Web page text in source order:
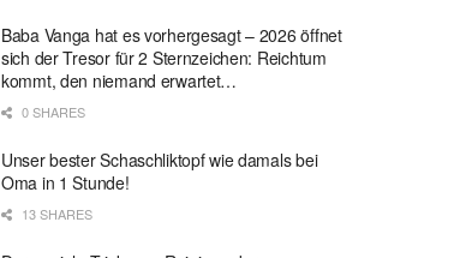
Baba Vanga hat es vorhergesagt – 2026 öffnet
sich der Tresor für 2 Sternzeichen: Reichtum
kommt, den niemand erwartet…
0 SHARES
Unser bester Schaschliktopf wie damals bei
Oma in 1 Stunde!
13 SHARES